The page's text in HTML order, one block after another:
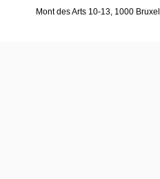
Mont des Arts 10-13, 1000